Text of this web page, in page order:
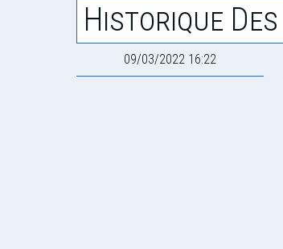
Historique
09/03/2022 16:22